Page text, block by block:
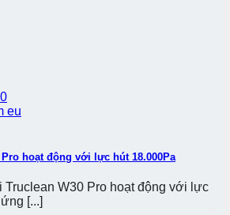
hoạt động với lực hút 18.000Pa
Truclean W30 Pro hoạt động với lực
[...]